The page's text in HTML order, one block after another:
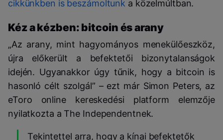
cikkünkben is beszámoltunk a közelmúltban.
Kéz a kézben: bitcoin és arany
„Az arany, mint hagyományos menekülőeszköz,
újra előkerült a befektetői bizonytalanságok
idején. Ugyanakkor úgy tűnik, hogy a bitcoin is
hasonló célt szolgál” – ezt már Simon Peters, az
eToro online kereskedési platform elemzője
nyilatkozta a The Independentnek.
Tekintettel arra, hogy a kínai befektetők